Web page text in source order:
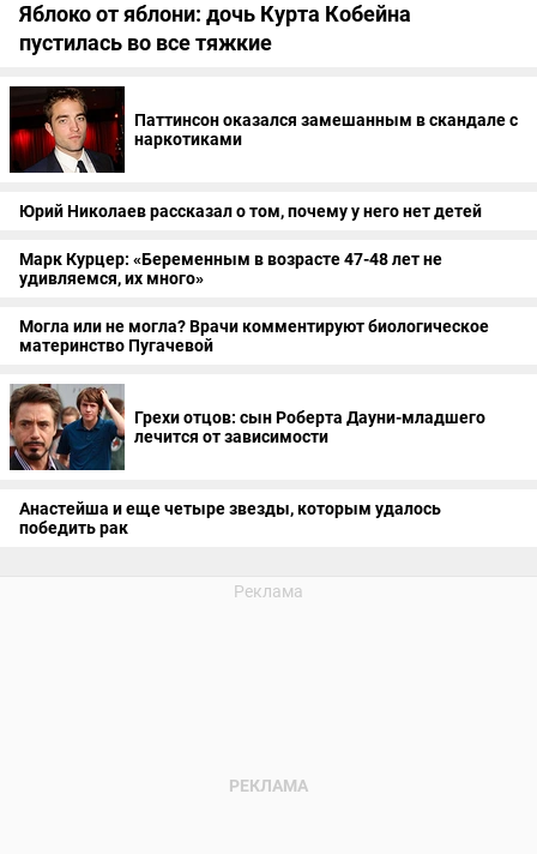
Яблоко от яблони: дочь Курта Кобейна
пустилась во все тяжкие
Паттинсон оказался замешанным в скандале с
наркотиками
Юрий Николаев рассказал о том, почему у него нет детей
Марк Курцер: «Беременным в возрасте 47-48 лет не
удивляемся, их много»
Могла или не могла? Врачи комментируют биологическое
материнство Пугачевой
Грехи отцов: сын Роберта Дауни-младшего
лечится от зависимости
Анастейша и еще четыре звезды, которым удалось
победить рак